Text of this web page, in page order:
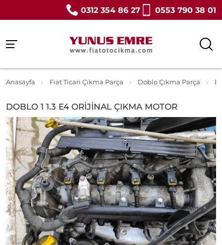
0312 354 86 27 0553 790 38 01
Anasayfa Fiat Ticari Çıkma Parça Doblo Çıkma Parça
DOBLO 1 1.3 E4 ORİJİNAL ÇIKMA MOTOR